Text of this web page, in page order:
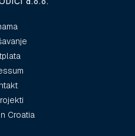
Croatia